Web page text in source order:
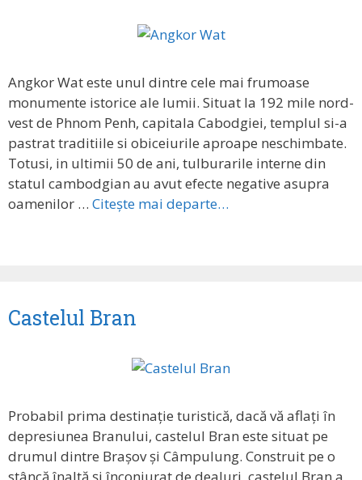
Angkor Wat este unul dintre cele mai frumoase
monumente istorice ale lumii. Situat la 192 mile nord-
vest de Phnom Penh, capitala Cabodgiei, templul si-a
pastrat traditiile si obiceiurile aproape neschimbate.
Totusi, in ultimii 50 de ani, tulburarile interne din
statul cambodgian au avut efecte negative asupra
oamenilor … Citește mai departe…
Castelul Bran
Probabil prima destinație turistică, dacă vă aflați în
depresiunea Branului, castelul Bran este situat pe
drumul dintre Brașov și Câmpulung. Construit pe o